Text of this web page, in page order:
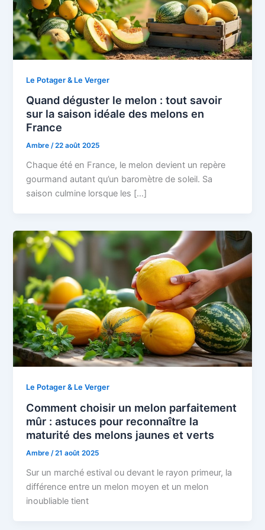
Le Potager & Le Verger
Quand déguster le melon : tout savoir
sur la saison idéale des melons en
France
Ambre/22 août 2025
Chaque été en France, le melon devient un repère
gourmand autant qu’un baromètre de soleil. Sa
saison culmine lorsque les […]
Le Potager & Le Verger
Comment choisir un melon parfaitement
mûr : astuces pour reconnaître la
maturité des melons jaunes et verts
Ambre/21 août 2025
Sur un marché estival ou devant le rayon primeur, la
différence entre un melon moyen et un melon
inoubliable tient